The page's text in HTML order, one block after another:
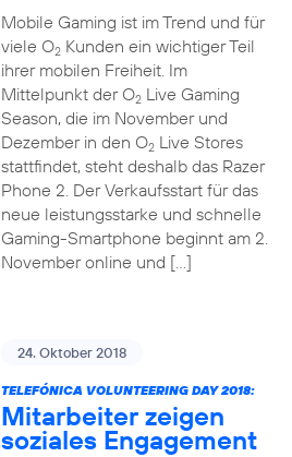
Mobile Gaming ist im Trend und für
viele O2Kunden ein wichtiger Teil
ihrer mobilen Freiheit. Im
Mittelpunkt der O2Live Gaming
Season, die im November und
Dezember in den O2Live Stores
stattfindet, steht deshalb das Razer
Phone 2. Der Verkaufsstart für das
neue leistungsstarke und schnelle
Gaming-Smartphone beginnt am 2.
November online und […]
24. Oktober 2018
TELEFÓNICA VOLUNTEERING DAY 2018:
Mitarbeiter zeigen
soziales Engagement